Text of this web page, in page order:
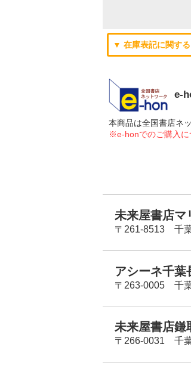
▼ 在庫表記に関する
e-
本商品は全国書店ネ
※e-honでのご購入に
未来屋書店マ
〒261-8513 千
アシーネ千葉
〒263-0005 千
未来屋書店鎌
〒266-0031 千